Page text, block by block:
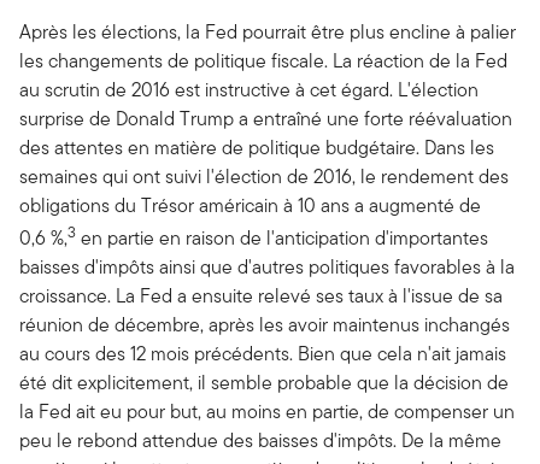
Après les élections, la Fed pourrait être plus encline à palier
les changements de politique fiscale. La réaction de la Fed
au scrutin de 2016 est instructive à cet égard. L'élection
surprise de Donald Trump a entraîné une forte réévaluation
des attentes en matière de politique budgétaire. Dans les
semaines qui ont suivi l'élection de 2016, le rendement des
obligations du Trésor américain à 10 ans a augmenté de
0,6 %,3 en partie en raison de l'anticipation d'importantes
baisses d'impôts ainsi que d'autres politiques favorables à la
croissance. La Fed a ensuite relevé ses taux à l'issue de sa
réunion de décembre, après les avoir maintenus inchangés
au cours des 12 mois précédents. Bien que cela n'ait jamais
été dit explicitement, il semble probable que la décision de
la Fed ait eu pour but, au moins en partie, de compenser un
peu le rebond attendue des baisses d'impôts. De la même